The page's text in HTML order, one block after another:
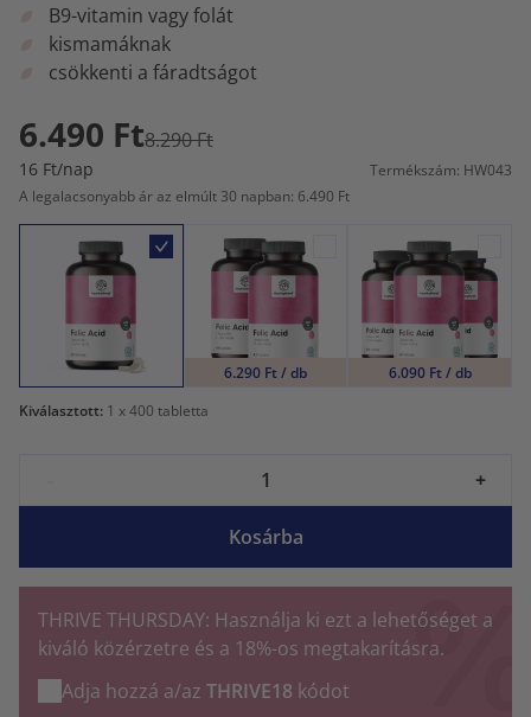
B9-vitamin vagy folát
kismamáknak
csökkenti a fáradtságot
6.490 Ft8.290 Ft
16 Ft/nap
Termékszám: HW043
A legalacsonyabb ár az elmúlt 30 napban: 6.490 Ft
6.290 Ft / db
6.090 Ft / db
Kiválasztott: 1 x 400 tabletta
+
Kosárba
THRIVE THURSDAY: Használja ki ezt a lehetőséget a
kiváló közérzetre és a 18%-os megtakarításra.
Adja hozzá a/az THRIVE18 kódot